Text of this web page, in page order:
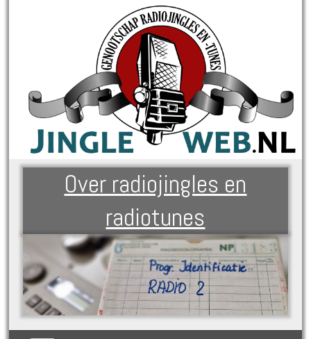
Over radiojingles en
radiotunes